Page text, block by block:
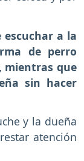
escuchar a la
de perro
mientras que
sin hacer
y la dueña
atención